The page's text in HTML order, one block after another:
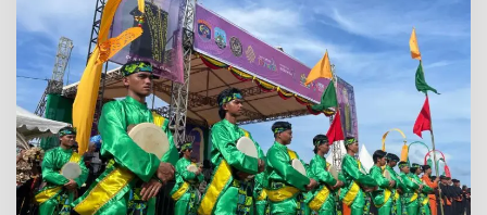
u
k
u
n
g
P
e
n
u
h
I